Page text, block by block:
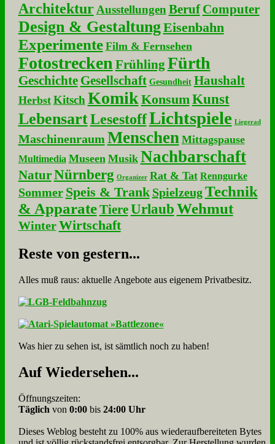
Architektur Ausstellungen Beruf Computer
Design & GestaltungEisenbahn
Experimente Film & Fernsehen
Fotostrecken Frühling Fürth
Geschichte Gesellschaft Gesundheit Haushalt
Herbst Kitsch KomikKonsumKunst
LebensartLesestoffLichtspiele Liegerad
Maschinenraum Menschen Mittagspause
Multimedia Museen Musik Nachbarschaft
NaturNürnberg Organizer Rat & Tat Renngurke
Sommer Speis & Trank Spielzeug Technik
& Apparate Tiere UrlaubWehmut
Winter Wirtschaft
Re­ste von ge­stern...
Alles muß raus: aktuelle An­ge­bo­te aus eigenem Privatbesitz.
Was hier zu sehen ist, ist sämt­lich noch zu haben!
Auf Wie­der­se­hen...
Öffnungszeiten:
Täglich von 0:00bis 24:00 Uhr
Dieses Weblog besteht zu 100% aus wie­der­auf­bereite­ten Bytes